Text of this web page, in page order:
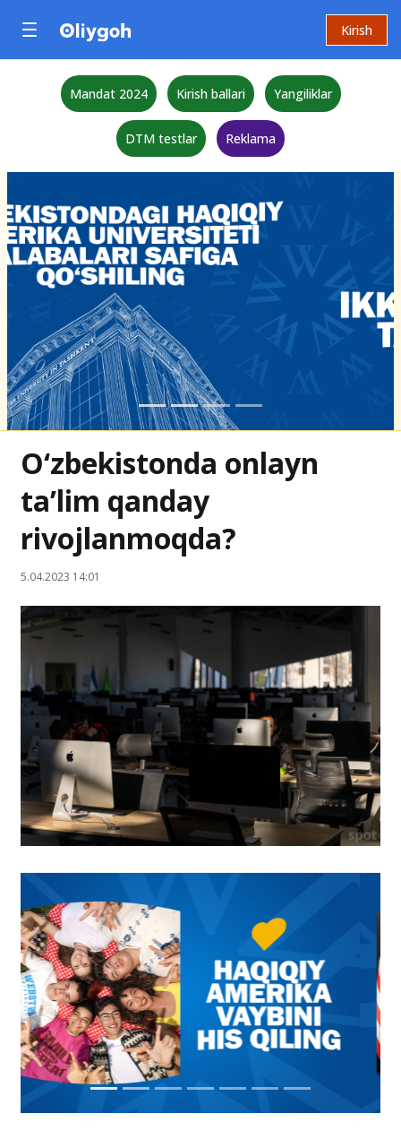
Kirish
Mandat 2024 Kirish ballari Yangiliklar
DTM testlar Reklama
O‘zbekistonda onlayn
ta’lim qanday
rivojlanmoqda?
5.04.2023 14:01